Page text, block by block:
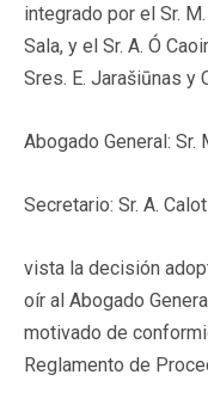
integrado por el Sr.
Sala, y el Sr. A. Ó
Sres. E. Jarašiūnas y
Abogado General: Sr.
Secretario: Sr. A.
vista la decisión
oír al Abogado
motivado de
Reglamento de